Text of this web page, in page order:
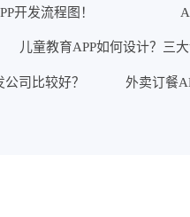
开发流程图！
儿童教育APP如何设计？三
公司比较好？ 外卖订餐